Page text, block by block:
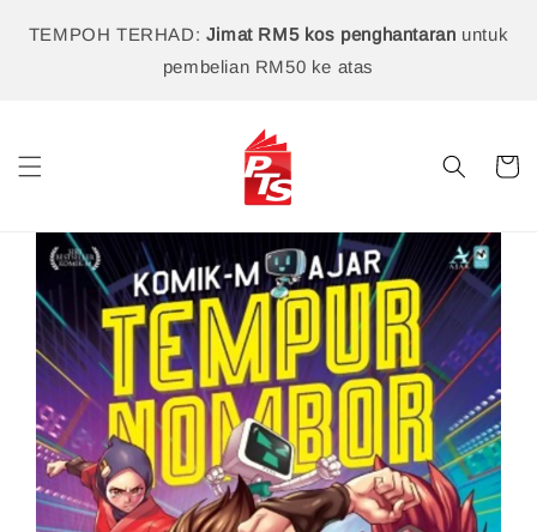
TEMPOH TERHAD: Jimat RM5 kos penghantaran untuk
pembelian RM50 ke atas